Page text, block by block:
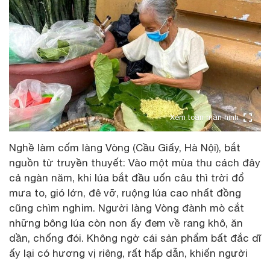
Xem toàn màn hình
Nghề làm cốm làng Vòng (Cầu Giấy, Hà Nội), bắt
nguồn từ truyền thuyết: Vào một mùa thu cách đây
cả ngàn năm, khi lúa bắt đầu uốn câu thì trời đổ
mưa to, gió lớn, đê vỡ, ruộng lúa cao nhất đồng
cũng chìm nghỉm. Người làng Vòng đành mò cắt
những bông lúa còn non ấy đem về rang khô, ăn
dần, chống đói. Không ngờ cái sản phẩm bất đắc dĩ
ấy lại có hương vị riêng, rất hấp dẫn, khiến người